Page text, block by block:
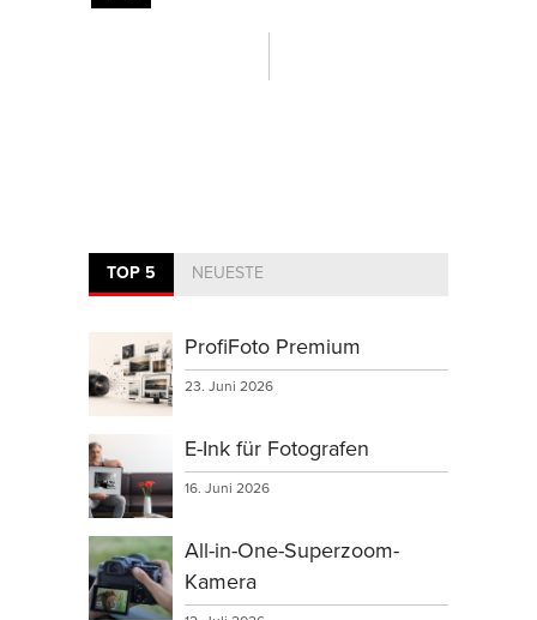
TOP 5 NEUESTE
ProfiFoto Premium
23. Juni 2026
E-Ink für Fotografen
16. Juni 2026
All-in-One-Superzoom-
Kamera